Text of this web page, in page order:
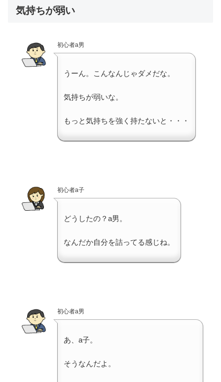
気持ちが弱い
初心者a男
うーん。こんなんじゃダメだな。
気持ちが弱いな。
もっと気持ちを強く持たないと・・・
初心者a子
どうしたの？a男。
なんだか自分を詰ってる感じね。
初心者a男
あ、a子。
そうなんだよ。